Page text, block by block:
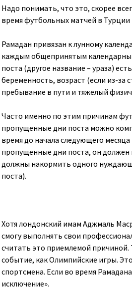
Надо понимать, что это, скорее
время футбольных матчей в Турции
Рамадан привязан к лунному
каждым общепринятым
поста (другое название – ураза)
беременность, возраст (если из-за
пребывание в пути и тяжелый
Часто именно по этим причинам
пропущенные дни поста можно
время до начала следующего
пропущенные дни поста, он
должны накормить одного
поста).
Хотя лондонский имам Аджмаль
смогу выполнять свои
считать это приемлемой
событие, как Олимпийские игры.
спортсмена. Если во время
исключение».